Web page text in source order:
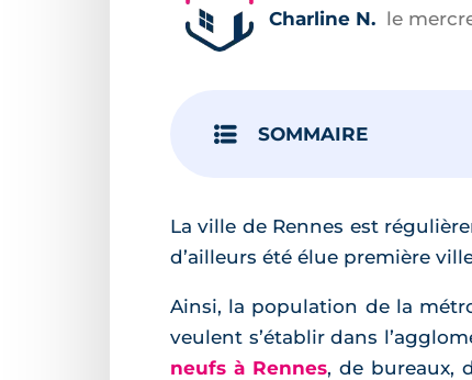
Charline N. le
SOMMAIRE
La ville de Rennes est
d’ailleurs été élue première
Ainsi, la population de la
veulent s’établir dans
neufs à Rennes, de bureaux,